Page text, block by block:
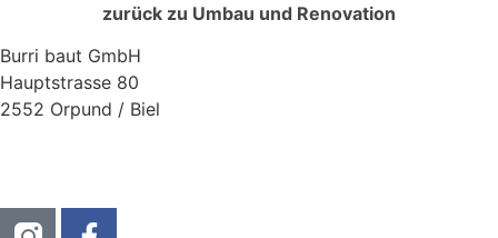
zurück zu Umbau und Renovation
Burri baut GmbH
Hauptstrasse 80
2552 Orpund / Biel